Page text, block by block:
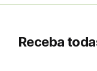
Receba